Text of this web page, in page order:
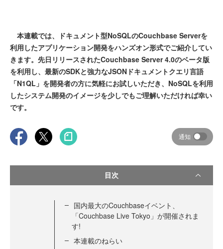
本連載では、ドキュメント型NoSQLのCouchbase Serverを
利用したアプリケーション開発をハンズオン形式でご紹介してい
きます。先日リリースされたCouchbase Server 4.0のベータ版
を利用し、最新のSDKと強力なJSONドキュメントクエリ言語
「N1QL」を開発者の方に気軽にお試しいただき、NoSQLを利用
したシステム開発のイメージを少しでもご理解いただければ幸い
です。
通知
目次
国内最大のCouchbaseイベント、
「Couchbase Live Tokyo」が開催されま
す!
本連載のねらい